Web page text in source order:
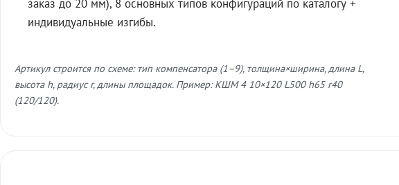
заказ до 20 мм), 8 основных типов конфигураций по каталогу +
индивидуальные изгибы.
Артикул строится по схеме: тип компенсатора (1–9), толщина×ширина, длина L,
высота h, радиус r, длины площадок. Пример: КШМ 4 10×120 L500 h65 r40
(120/120).